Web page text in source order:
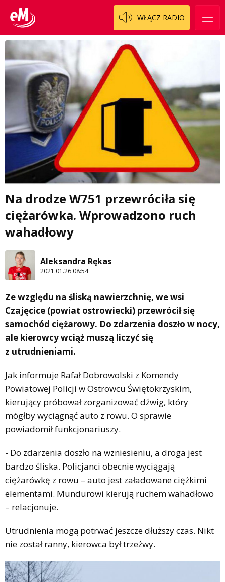
WŁĄCZ RADIO
Na drodze W751 przewróciła się
ciężarówka. Wprowadzono ruch
wahadłowy
Aleksandra Rękas
2021.01.26 08:54
Ze względu na śliską nawierzchnię, we wsi
Czajęcice (powiat ostrowiecki) przewrócił się
samochód ciężarowy. Do zdarzenia doszło w nocy,
ale kierowcy wciąż muszą liczyć się
z utrudnieniami.
Jak informuje Rafał Dobrowolski z Komendy
Powiatowej Policji w Ostrowcu Świętokrzyskim,
kierujący próbował zorganizować dźwig, który
mógłby wyciągnąć auto z rowu. O sprawie
powiadomił funkcjonariuszy.
- Do zdarzenia doszło na wzniesieniu, a droga jest
bardzo śliska. Policjanci obecnie wyciągają
ciężarówkę z rowu – auto jest załadowane ciężkimi
elementami. Mundurowi kierują ruchem wahadłowo
– relacjonuje.
Utrudnienia mogą potrwać jeszcze dłuższy czas. Nikt
nie został ranny, kierowca był trzeźwy.